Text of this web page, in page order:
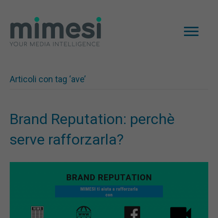
Articoli con tag ‘ave’
Brand Reputation: perchè
serve rafforzarla?